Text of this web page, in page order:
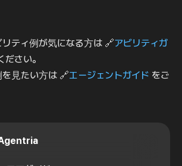
ティ例が気になる方は 🔗アビリティガ
さい。
見たい方は 🔗エージェントガイド をご